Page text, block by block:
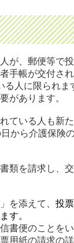
、郵便等で投
帳が交付さ
人に限られ
があります。
ている人も新
から介護保険
類を請求し、
を添えて、 投
す。
書便のことをい
用紙の請求の